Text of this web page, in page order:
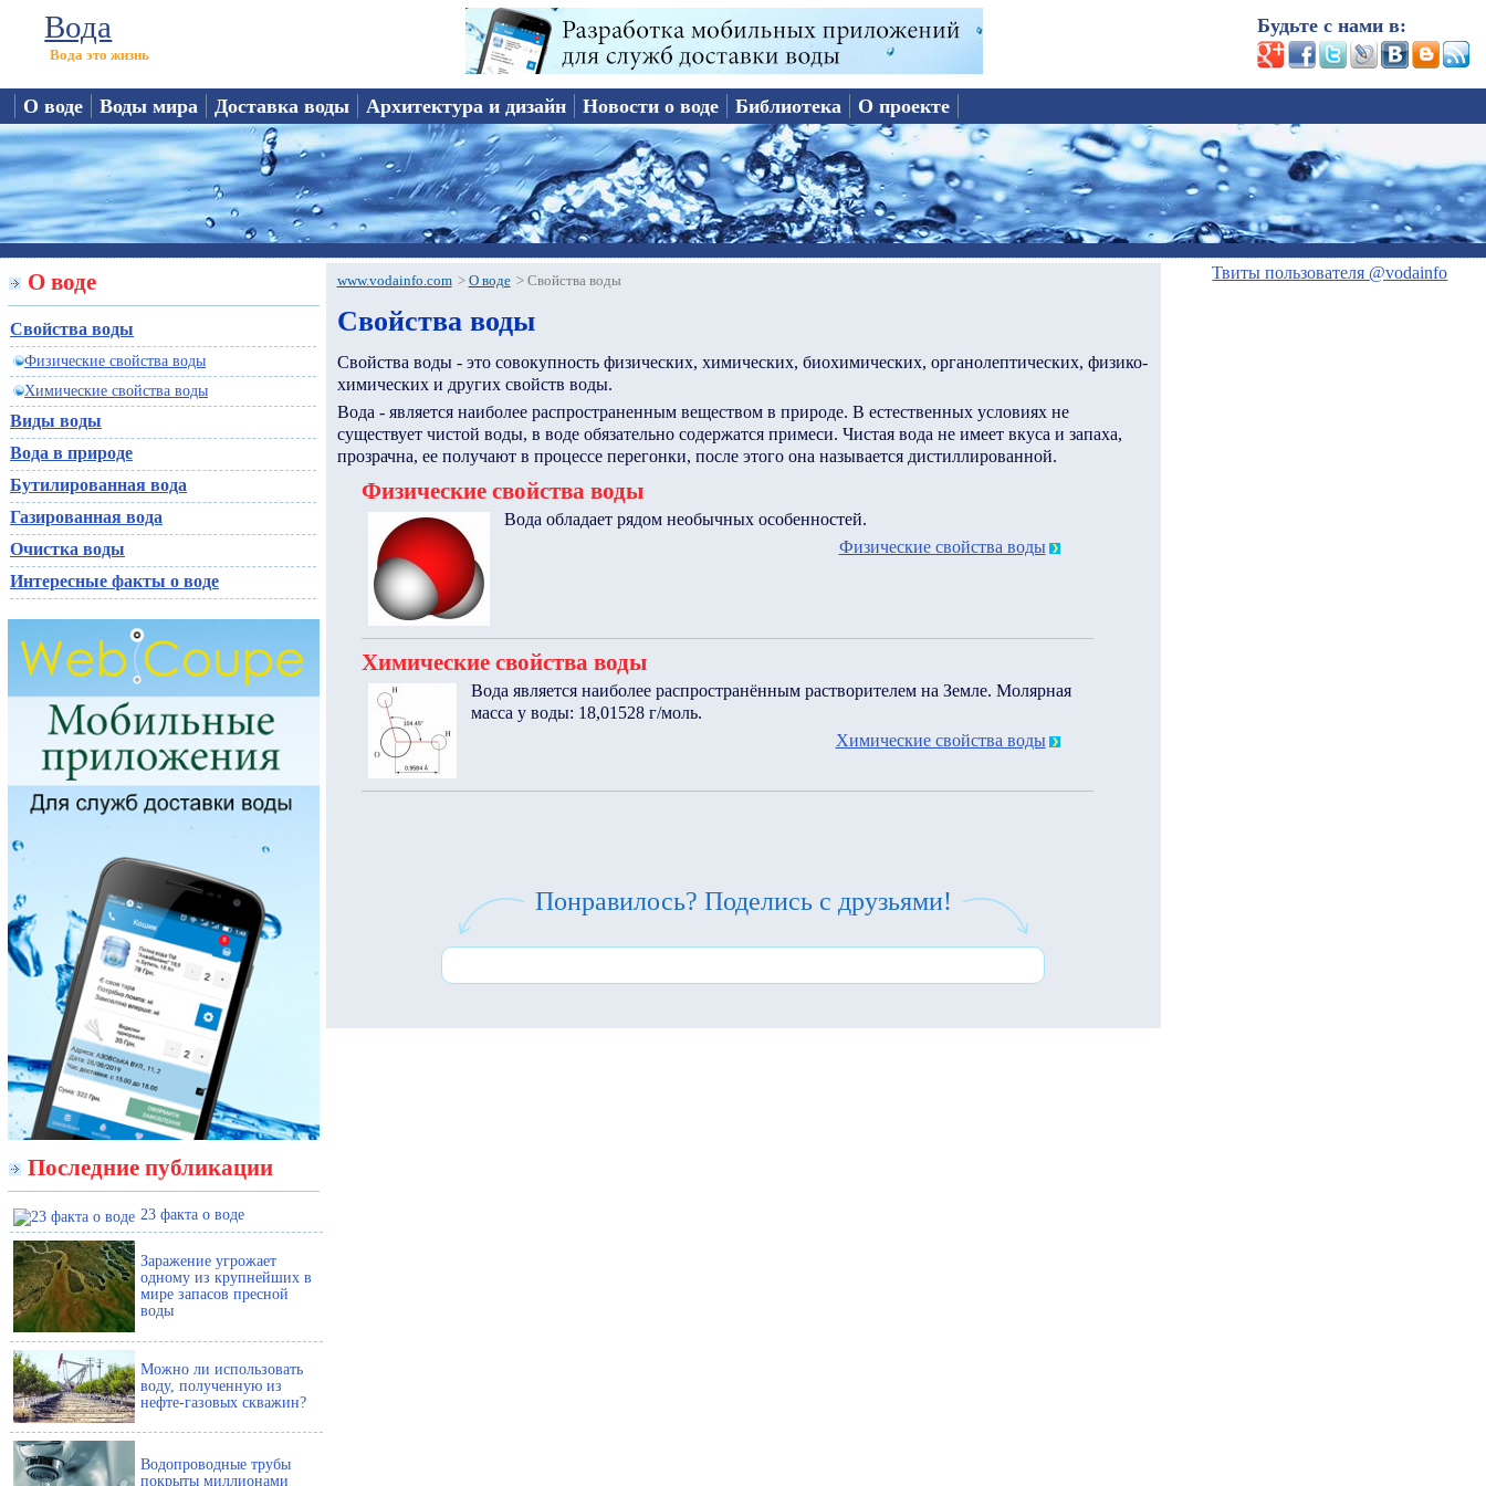
Вода
Вода это жизнь
Будьте с нами в:
О воде Воды мира Доставка воды Архитектура и дизайн Новости о воде Библиотека О проекте
О воде
Свойства воды
Физические свойства воды
Химические свойства воды
Виды воды
Вода в природе
Бутилированная вода
Газированная вода
Очистка воды
Интересные факты о воде
Последние публикации
23 факта о воде
Заражение угрожает
одному из крупнейших в
мире запасов пресной
воды
Можно ли использовать
воду, полученную из
нефте-газовых скважин?
Водопроводные трубы
покрыты миллионами
www.vodainfo.com > О воде > Свойства воды
Свойства воды
Свойства воды - это совокупность физических, химических, биохимических, органолептических, физико-
химических и других свойств воды.
Вода - является наиболее распространенным веществом в природе. В естественных условиях не
существует чистой воды, в воде обязательно содержатся примеси. Чистая вода не имеет вкуса и запаха,
прозрачна, ее получают в процессе перегонки, после этого она называется дистиллированной.
Физические свойства воды
Вода обладает рядом необычных особенностей.
Физические свойства воды
Химические свойства воды
Вода является наиболее распространённым растворителем на Земле. Молярная
масса у воды: 18,01528 г/моль.
Химические свойства воды
Понравилось? Поделись с друзьями!
Твиты пользователя @vodainfo